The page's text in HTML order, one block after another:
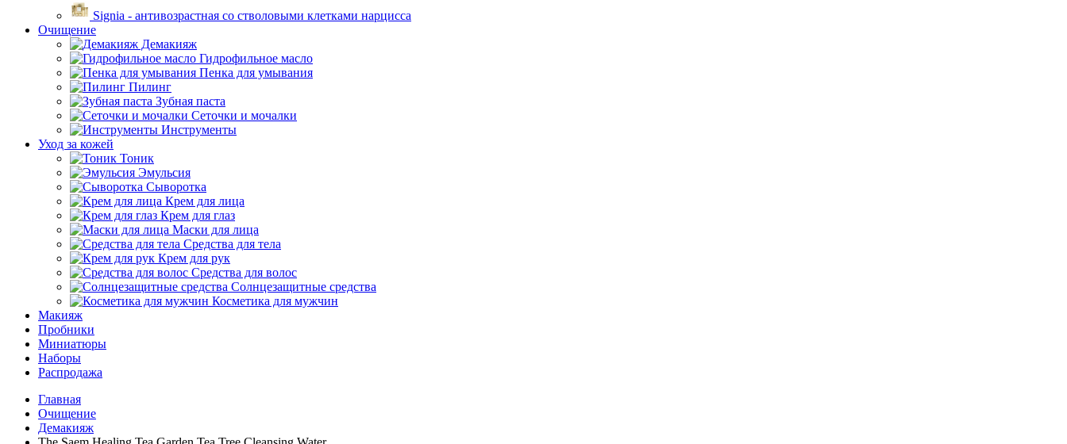
Signia - антивозрастная со стволовыми клетками нарцисса
Очищение
Демакияж
Гидрофильное масло
Пенка для умывания
Пилинг
Зубная паста
Сеточки и мочалки
Инструменты
Уход за кожей
Тоник
Эмульсия
Сыворотка
Крем для лица
Крем для глаз
Маски для лица
Средства для тела
Крем для рук
Средства для волос
Солнцезащитные средства
Косметика для мужчин
Макияж
Пробники
Миниатюры
Наборы
Распродажа
Главная
Очищение
Демакияж